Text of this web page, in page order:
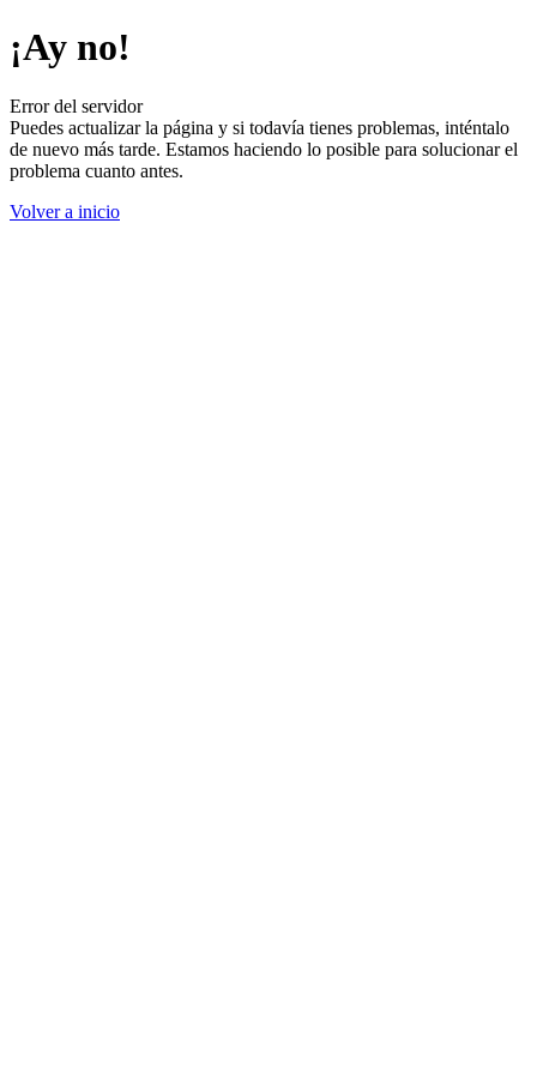
¡Ay no!
Error del servidor
Puedes actualizar la página y si todavía tienes problemas, inténtalo
de nuevo más tarde. Estamos haciendo lo posible para solucionar el
problema cuanto antes.
Volver a inicio